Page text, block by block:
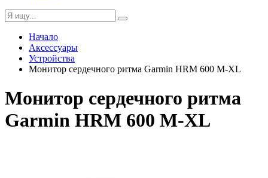
Начало
Аксессуары
Устройства
Монитор сердечного ритма Garmin HRM 600 M-XL
Монитор сердечного ритма
Garmin HRM 600 M-XL